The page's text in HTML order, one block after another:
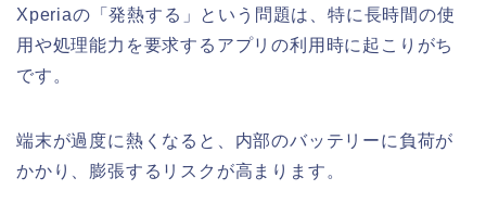
Xperiaの「発熱する」という問題は、特に長時間の使
用や処理能力を要求するアプリの利用時に起こりがち
です。
端末が過度に熱くなると、内部のバッテリーに負荷が
かかり、膨張するリスクが高まります。